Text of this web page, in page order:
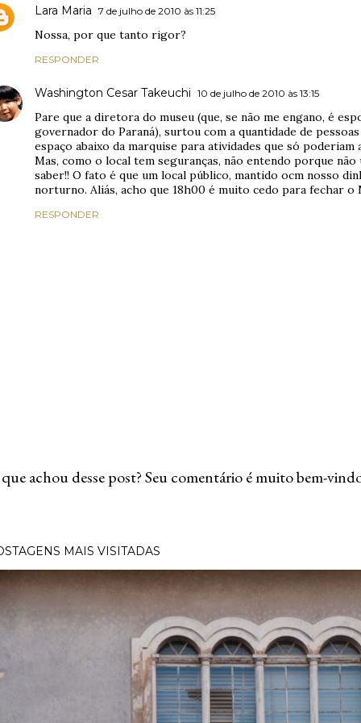
Lara Maria 7 de julho de 2010 às 11:25
Nossa, por que tanto rigor?
RESPONDER
Washington Cesar Takeuchi 10 de julho de 2010 às 13:15
Pare que a diretora do museu (que, se não me engano, é
governador do Paraná), surtou com a quantidade de
espaço abaixo da marquise para atividades que só
Mas, como o local tem seguranças, não entendo porque
saber!! O fato é que um local público, mantido ocm nosso
norturno. Aliás, acho que 18h00 é muito cedo para fechar o
RESPONDER
achou desse post? Seu comentário é muito bem-
MAIS VISITADAS